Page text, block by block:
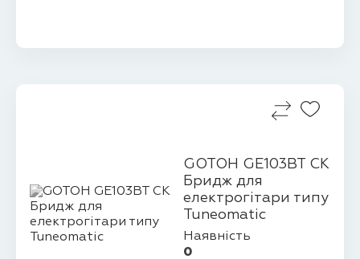
GOTOH GE103BT CK
Бридж для
електрогітари типу
Tuneomatic
Наявність
0